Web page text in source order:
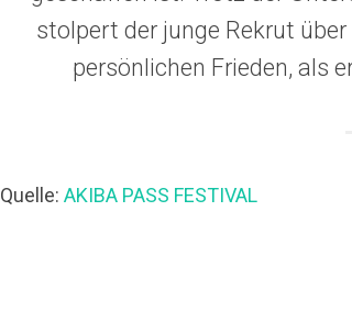
stolpert der junge Rekrut
persönlichen Frieden, als
Quelle:AKIBA PASS FESTIVAL